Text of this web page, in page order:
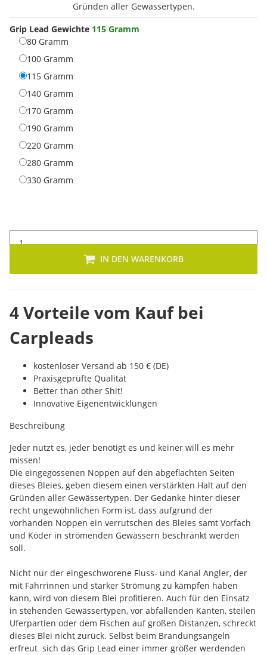
Gründen aller Gewässertypen.
Grip Lead Gewichte 115 Gramm
80 Gramm
100 Gramm
115 Gramm
140 Gramm
170 Gramm
190 Gramm
220 Gramm
280 Gramm
330 Gramm
IN DEN WARENKORB
4 Vorteile vom Kauf bei
Carpleads
kostenloser Versand ab 150 € (DE)
Praxisgeprüfte Qualität
Better than other Shit!
Innovative Eigenentwicklungen
Beschreibung
Jeder nutzt es, jeder benötigt es und keiner will es mehr
missen!
Die eingegossenen Noppen auf den abgeflachten Seiten
dieses Bleies, geben diesem einen verstärkten Halt auf den
Gründen aller Gewässertypen. Der Gedanke hinter dieser
recht ungewöhnlichen Form ist, dass aufgrund der
vorhanden Noppen ein verrutschen des Bleies samt Vorfach
und Köder in strömenden Gewässern beschränkt werden
soll.
Nicht nur der eingeschworene Fluss- und Kanal Angler, der
mit Fahrrinnen und starker Strömung zu kämpfen haben
kann, wird von diesem Blei profitieren. Auch für den Einsatz
in stehenden Gewässertypen, vor abfallenden Kanten, steilen
Uferpartien oder dem Fischen auf großen Distanzen, schreckt
dieses Blei nicht zurück. Selbst beim Brandungsangeln
erfreut sich das Grip Lead einer immer größer werdenden